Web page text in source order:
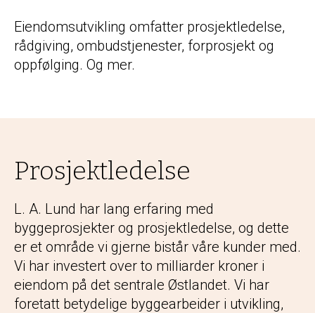
Eiendomsutvikling omfatter prosjektledelse,
rådgiving, ombudstjenester, forprosjekt og
oppfølging. Og mer.
Prosjektledelse
L. A. Lund har lang erfaring med
byggeprosjekter og prosjektledelse, og dette
er et område vi gjerne bistår våre kunder med.
Vi har investert over to milliarder kroner i
eiendom på det sentrale Østlandet. Vi har
foretatt betydelige byggearbeider i utvikling,